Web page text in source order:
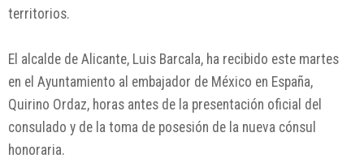
territorios.
El alcalde de Alicante, Luis Barcala, ha recibido este martes
en el Ayuntamiento al embajador de México en España,
Quirino Ordaz, horas antes de la presentación oficial del
consulado y de la toma de posesión de la nueva cónsul
honoraria.